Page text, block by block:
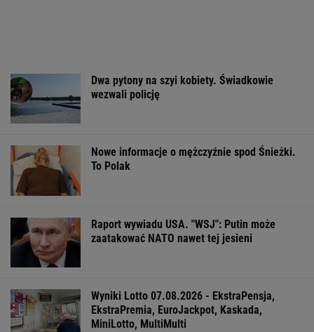
Dwa pytony na szyi kobiety. Świadkowie
wezwali policję
Nowe informacje o mężczyźnie spod Śnieżki.
To Polak
Raport wywiadu USA. "WSJ": Putin może
zaatakować NATO nawet tej jesieni
Wyniki Lotto 07.08.2026 - EkstraPensja,
EkstraPremia, EuroJackpot, Kaskada,
MiniLotto, MultiMulti